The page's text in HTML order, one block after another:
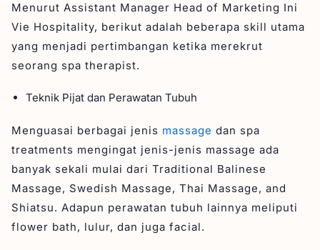
Menurut Assistant Manager Head of Marketing Ini
Vie Hospitality, berikut adalah beberapa skill utama
yang menjadi pertimbangan ketika merekrut
seorang spa therapist.
Teknik Pijat dan Perawatan Tubuh
Menguasai berbagai jenis massage dan spa
treatments mengingat jenis-jenis massage ada
banyak sekali mulai dari Traditional Balinese
Massage, Swedish Massage, Thai Massage, and
Shiatsu. Adapun perawatan tubuh lainnya meliputi
flower bath, lulur, dan juga facial.